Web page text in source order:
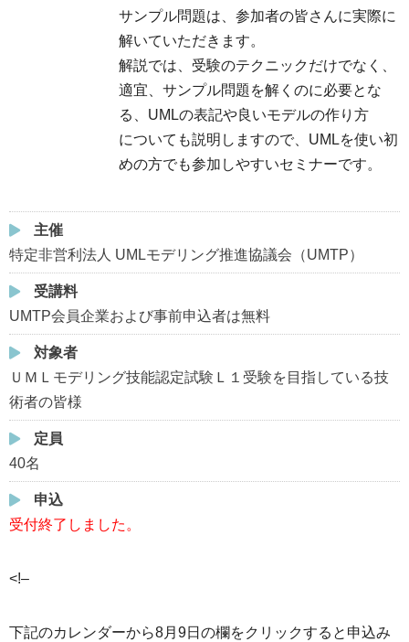
サンプル問題は、参加者の皆さんに実際に
解いていただきます。
解説では、受験のテクニックだけでなく、
適宜、サンプル問題を解くのに必要とな
る、UMLの表記や良いモデルの作り方
についても説明しますので、UMLを使い初
めの方でも参加しやすいセミナーです。
主催
特定非営利法人 UMLモデリング推進協議会（UMTP）
受講料
UMTP会員企業および事前申込者は無料
対象者
ＵＭＬモデリング技能認定試験Ｌ１受験を目指している技
術者の皆様
定員
40名
申込
受付終了しました。
<!–
下記のカレンダーから8月9日の欄をクリックすると申込み